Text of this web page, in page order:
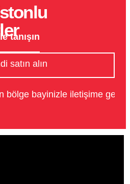
tanışın
satın alın
bölge bayinizle iletişime geçin